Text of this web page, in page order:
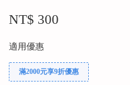
NT$ 300
適用優惠
滿2000元享9折優惠